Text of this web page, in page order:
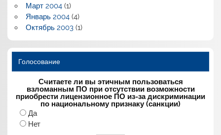
Март 2004(1)
Январь 2004(4)
Октябрь 2003(1)
Голосование
Считаете ли вы этичным пользоваться
взломанным ПО при отсутствии возможности
приобрести лицензионное ПО из-за дискриминации
по национальному признаку (санкции)
Да
Нет